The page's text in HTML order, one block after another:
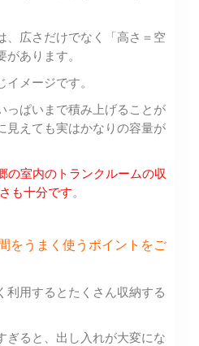
、広さだけでなく「高さ＝空
あります。
メージです。
っぱいまで積み上げることが
見えても実はかなりの容量が
の室内のトランクルームの収
も十分です。
をうまく使うポイントをご
利用するとたくさん収納する
ぎると、出し入れが大変にな